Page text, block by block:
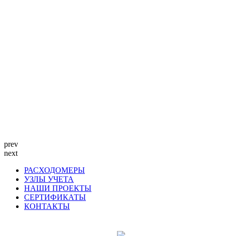
prev
next
РАСХОДОМЕРЫ
УЗЛЫ УЧЕТА
НАШИ ПРОЕКТЫ
СЕРТИФИКАТЫ
КОНТАКТЫ